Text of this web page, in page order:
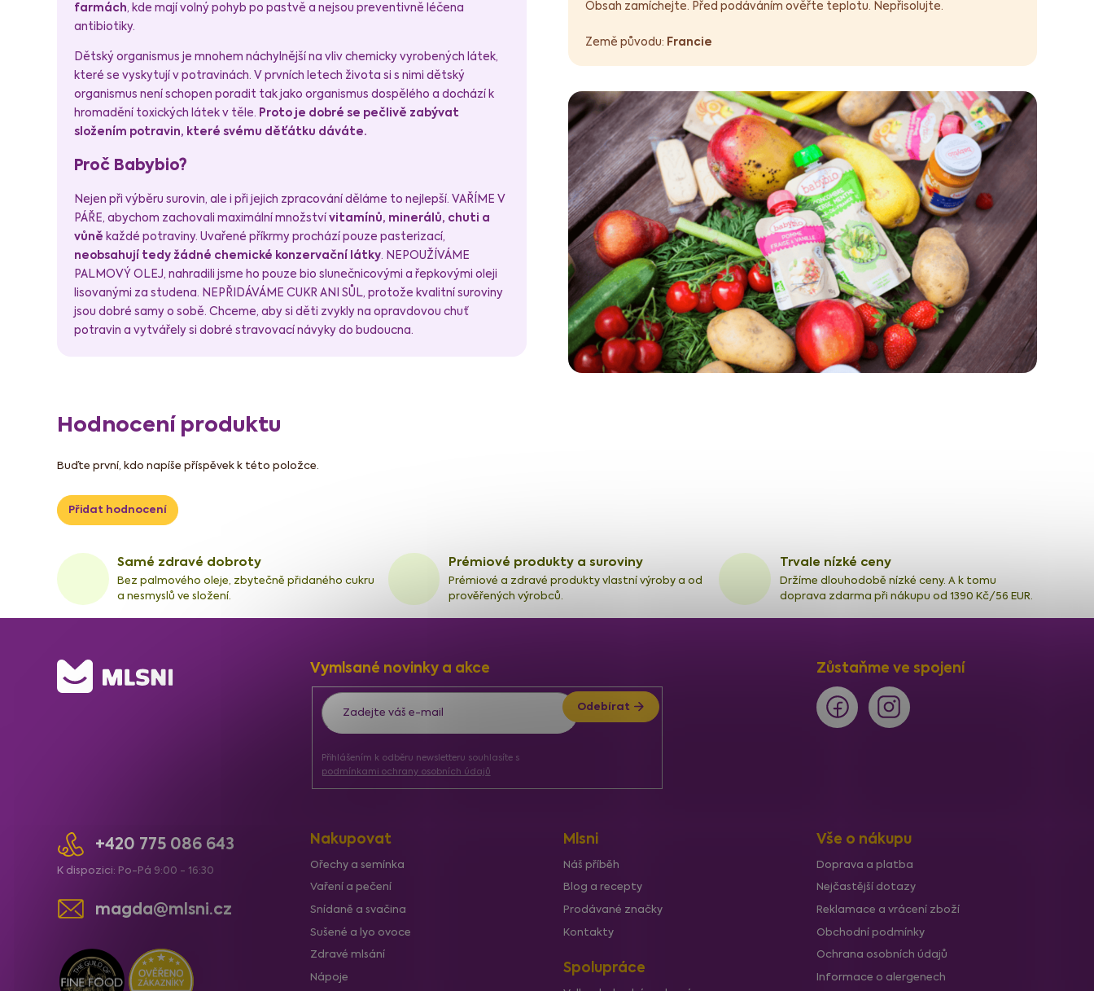
Samé zdravé dobroty
Bez palmového oleje, zbytečně přidaného cukru
a nesmyslů ve složení.
Prémiové produkty a suroviny
Prémiové a zdravé produkty vlastní výroby a od
prověřených výrobců.
Trvale nízké ceny
Držíme dlouhodobě nízké ceny. A k tomu
doprava zdarma při nákupu od 1390 Kč/56 EUR.
farmách, kde mají volný pohyb po pastvě a nejsou preventivně léčena
antibiotiky.
Dětský organismus je mnohem náchylnější na vliv chemicky vyrobených látek,
které se vyskytují v potravinách. V prvních letech života si s nimi dětský
organismus není schopen poradit tak jako organismus dospělého a dochází k
hromadění toxických látek v těle. Proto je dobré se pečlivě zabývat
složením potravin, které svému děťátku dáváte.
Proč Babybio?
Nejen při výběru surovin, ale i při jejich zpracování děláme to nejlepší. VAŘÍME V
PÁŘE, abychom zachovali maximální množstvívitamínů, minerálů, chuti a
vůně každé potraviny. Uvařené příkrmy prochází pouze pasterizací,
neobsahují tedy žádné chemické konzervační látky. NEPOUŽÍVÁME
PALMOVÝ OLEJ, nahradili jsme ho pouze bio slunečnicovými a řepkovými oleji
lisovanými za studena. NEPŘIDÁVÁME CUKR ANI SŮL, protože kvalitní suroviny
jsou dobré samy o sobě. Chceme, aby si děti zvykly na opravdovou chuť
potravin a vytvářely si dobré stravovací návyky do budoucna.
Obsah zamíchejte. Před podáváním ověřte teplotu. Nepřisolujte.
Země původu: Francie
Hodnocení produktu
Buďte první, kdo napíše příspěvek k této položce.
Přidat hodnocení
Vymlsané novinky a akce
Přihlášením k odběru newsletteru souhlasíte s
podmínkami ochrany osobních údajů
Odebírat
Zůstaňme ve spojení
+420 775 086 643
K dispozici: Po-Pá 9:00 - 16:30
magda@mlsni.cz
Nakupovat
Ořechy a semínka
Vaření a pečení
Snídaně a svačina
Sušené a lyo ovoce
Zdravé mlsání
Nápoje
Mlsni
Náš příběh
Blog a recepty
Prodávané značky
Kontakty
Spolupráce
Vše o nákupu
Doprava a platba
Nejčastější dotazy
Reklamace a vrácení zboží
Obchodní podmínky
Ochrana osobních údajů
Informace o alergenech